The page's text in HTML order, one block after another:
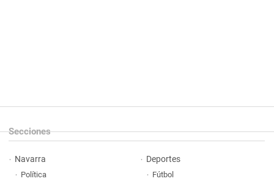
Secciones
Navarra
Política
Deportes
Fútbol